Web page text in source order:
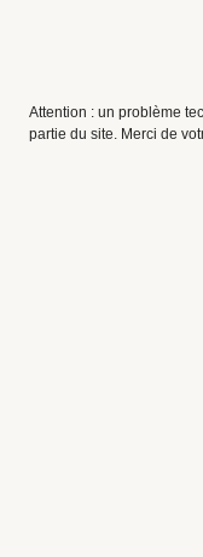
Attention : un problème
partie du site. Merci de